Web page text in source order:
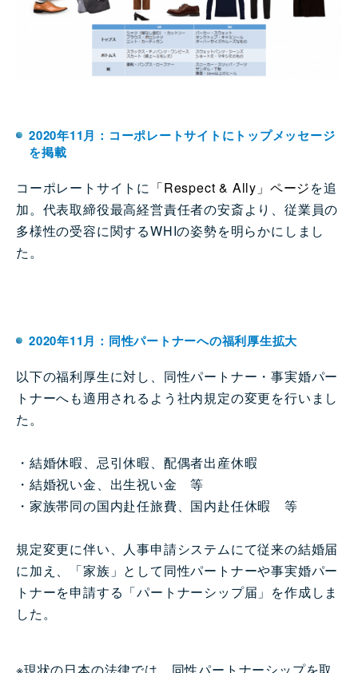
2020年11月：コーポレートサイトにトップメッセージ
を掲載
コーポレートサイトに 「Respect & Ally」ページを追
加。代表取締役最高経営責任者の安斎より、従業員の
多様性の受容に関するWHIの姿勢を明らかにしまし
た。
2020年11月：同性パートナーへの福利厚生拡大
以下の福利厚生に対し、同性パートナー・事実婚パー
トナーへも適用されるよう社内規定の変更を行いまし
た。
・結婚休暇、忌引休暇、配偶者出産休暇
・結婚祝い金、出生祝い金 等
・家族帯同の国内赴任旅費、国内赴任休暇 等
規定変更に伴い、人事申請システムにて従来の結婚届
に加え、「家族」として同性パートナーや事実婚パー
トナーを申請する「パートナーシップ届」を作成しま
した。
※現状の日本の法律では、同性パートナーシップを取